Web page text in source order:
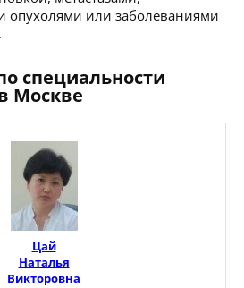
опухолями или заболеваниями
специальности
Москве
Цай
Наталья
Викторовна